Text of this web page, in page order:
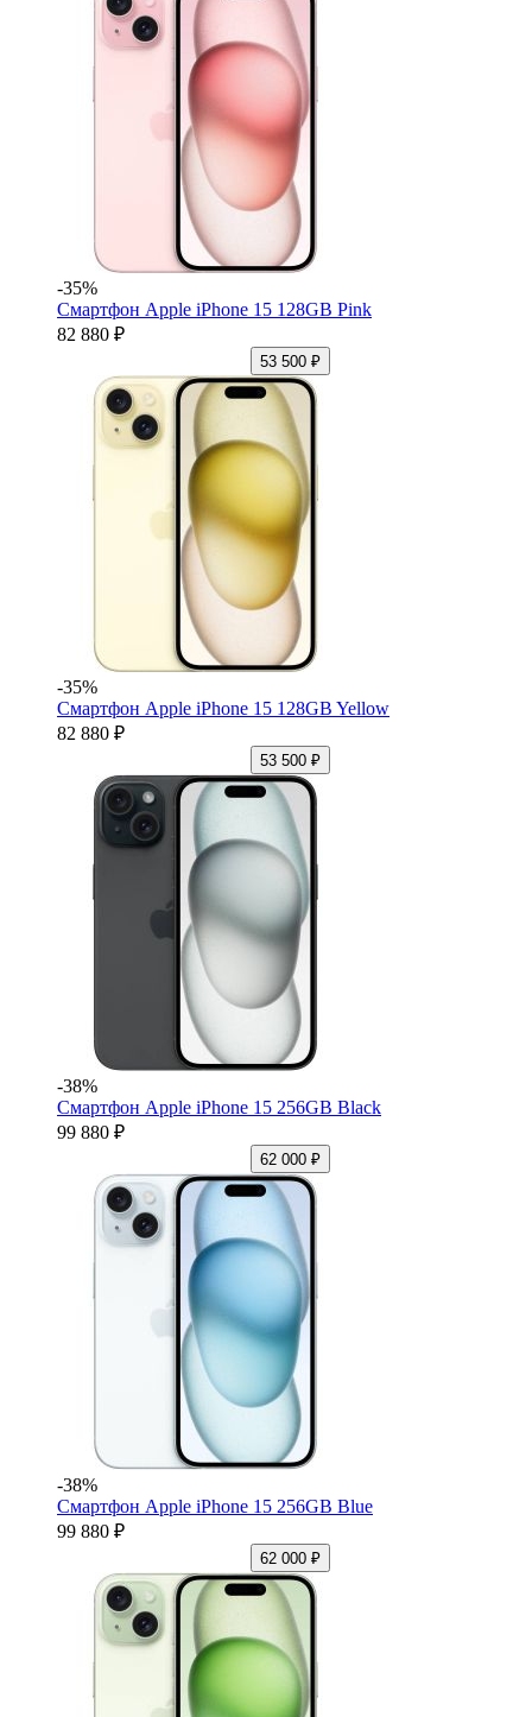
-35%
Смартфон Apple iPhone 15 128GB Pink
82 880 ₽
53 500 ₽
-35%
Смартфон Apple iPhone 15 128GB Yellow
82 880 ₽
53 500 ₽
-38%
Смартфон Apple iPhone 15 256GB Black
99 880 ₽
62 000 ₽
-38%
Смартфон Apple iPhone 15 256GB Blue
99 880 ₽
62 000 ₽